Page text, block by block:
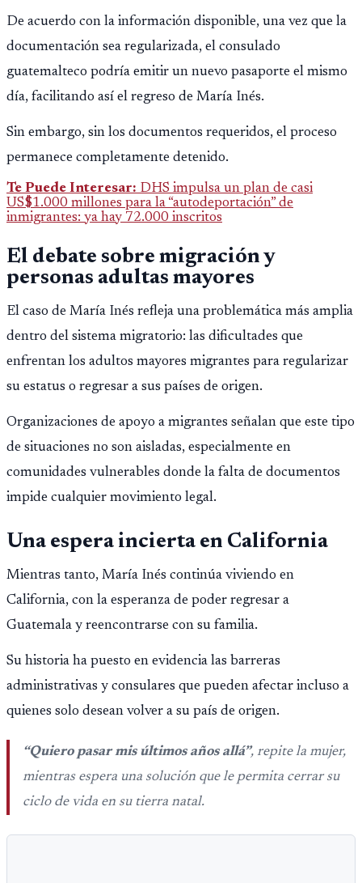
De acuerdo con la información disponible, una vez que la
documentación sea regularizada, el consulado
guatemalteco podría emitir un nuevo pasaporte el mismo
día, facilitando así el regreso de María Inés.
Sin embargo, sin los documentos requeridos, el proceso
permanece completamente detenido.
Te Puede Interesar: DHS impulsa un plan de casi
US$1.000 millones para la “autodeportación” de
inmigrantes: ya hay 72.000 inscritos
El debate sobre migración y
personas adultas mayores
El caso de María Inés refleja una problemática más amplia
dentro del sistema migratorio: las dificultades que
enfrentan los adultos mayores migrantes para regularizar
su estatus o regresar a sus países de origen.
Organizaciones de apoyo a migrantes señalan que este tipo
de situaciones no son aisladas, especialmente en
comunidades vulnerables donde la falta de documentos
impide cualquier movimiento legal.
Una espera incierta en California
Mientras tanto, María Inés continúa viviendo en
California, con la esperanza de poder regresar a
Guatemala y reencontrarse con su familia.
Su historia ha puesto en evidencia las barreras
administrativas y consulares que pueden afectar incluso a
quienes solo desean volver a su país de origen.
“Quiero pasar mis últimos años allá”, repite la mujer,
mientras espera una solución que le permita cerrar su
ciclo de vida en su tierra natal.